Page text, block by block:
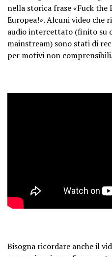
nella storica frase «Fuck the
Europea!». Alcuni video che
audio intercettato (finito su
mainstream) sono stati di
per motivi non comprensibili.
Bisogna ricordare anche il